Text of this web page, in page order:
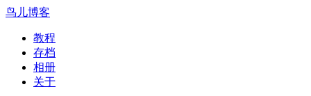
鸟儿博客
教程
存档
相册
关于